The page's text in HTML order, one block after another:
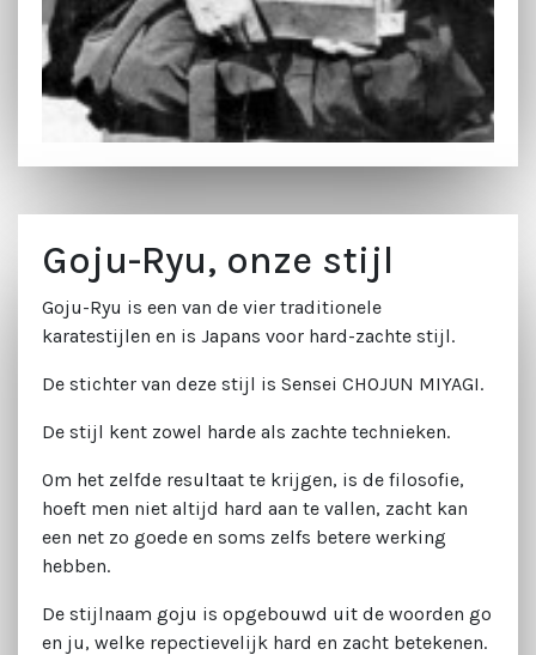
Goju-Ryu, onze stijl
Goju-Ryu is een van de vier traditionele
karatestijlen en is Japans voor hard-zachte stijl.
De stichter van deze stijl is Sensei CHOJUN MIYAGI.
De stijl kent zowel harde als zachte technieken.
Om het zelfde resultaat te krijgen, is de filosofie,
hoeft men niet altijd hard aan te vallen, zacht kan
een net zo goede en soms zelfs betere werking
hebben.
De stijlnaam goju is opgebouwd uit de woorden go
en ju, welke repectievelijk hard en zacht betekenen.